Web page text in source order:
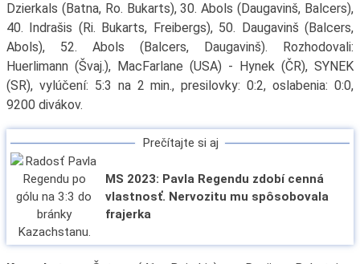
Dzierkals (Batna, Ro. Bukarts), 30. Abols (Daugavinš, Balcers),
40. Indrašis (Ri. Bukarts, Freibergs), 50. Daugavinš (Balcers,
Abols), 52. Abols (Balcers, Daugavinš). Rozhodovali:
Huerlimann (Švaj.), MacFarlane (USA) - Hynek (ČR), SYNEK
(SR), vylúčení: 5:3 na 2 min., presilovky: 0:2, oslabenia: 0:0,
9200 divákov.
Prečítajte si aj
MS 2023: Pavla Regendu zdobí cenná
vlastnosť. Nervozitu mu spôsobovala
frajerka